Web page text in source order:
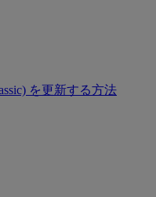
を更新する方法